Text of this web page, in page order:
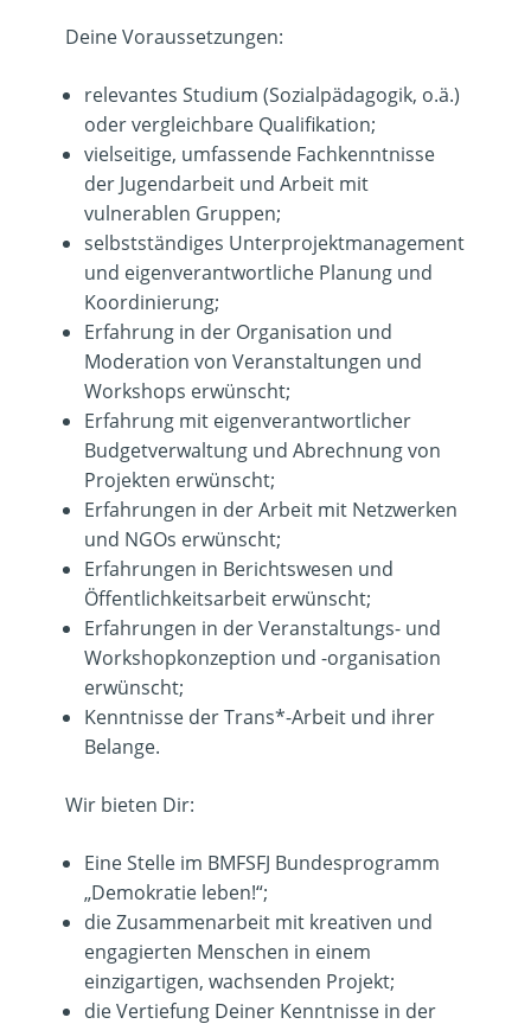
Deine Voraussetzungen:
relevantes Studium (Sozialpädagogik, o.ä.)
oder vergleichbare Qualifikation;
vielseitige, umfassende Fachkenntnisse
der Jugendarbeit und Arbeit mit
vulnerablen Gruppen;
selbstständiges Unterprojektmanagement
und eigenverantwortliche Planung und
Koordinierung;
Erfahrung in der Organisation und
Moderation von Veranstaltungen und
Workshops erwünscht;
Erfahrung mit eigenverantwortlicher
Budgetverwaltung und Abrechnung von
Projekten erwünscht;
Erfahrungen in der Arbeit mit Netzwerken
und NGOs erwünscht;
Erfahrungen in Berichtswesen und
Öffentlichkeitsarbeit erwünscht;
Erfahrungen in der Veranstaltungs- und
Workshopkonzeption und -organisation
erwünscht;
Kenntnisse der Trans*-Arbeit und ihrer
Belange.
Wir bieten Dir:
Eine Stelle im BMFSFJ Bundesprogramm
„Demokratie leben!“;
die Zusammenarbeit mit kreativen und
engagierten Menschen in einem
einzigartigen, wachsenden Projekt;
die Vertiefung Deiner Kenntnisse in der